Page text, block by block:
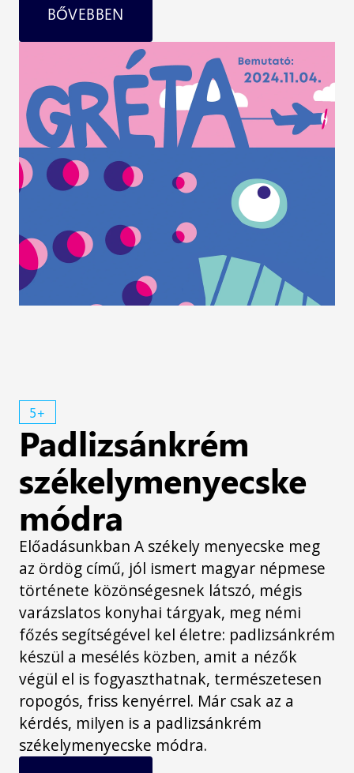
BŐVEBBEN
5+
Padlizsánkrém
székelymenyecske
módra
Előadásunkban A székely menyecske meg
az ördög című, jól ismert magyar népmese
története közönségesnek látszó, mégis
varázslatos konyhai tárgyak, meg némi
főzés segítségével kel életre: padlizsánkrém
készül a mesélés közben, amit a nézők
végül el is fogyaszthatnak, természetesen
ropogós, friss kenyérrel. Már csak az a
kérdés, milyen is a padlizsánkrém
székelymenyecske módra.